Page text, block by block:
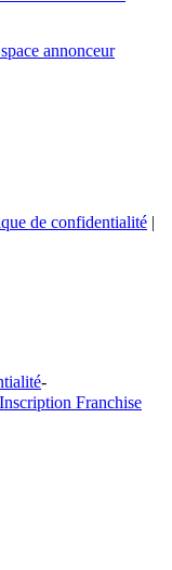
annonceur
de confidentialité |
-
Inscription Franchise